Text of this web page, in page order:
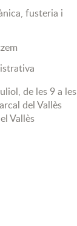
fusteria i
de les 9 a les
del Vallès
Vallès